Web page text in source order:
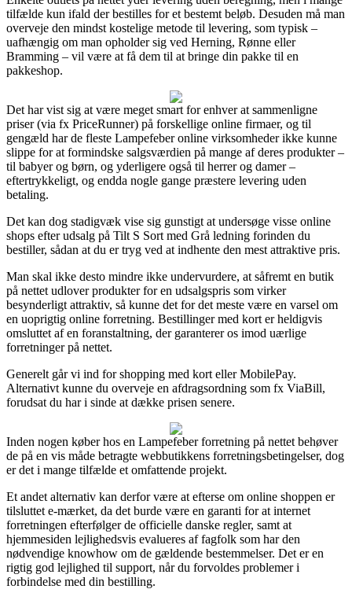
tilfælde kun ifald der bestilles for et bestemt beløb. Desuden må man
overveje den mindst kostelige metode til levering, som typisk –
uafhængig om man opholder sig ved Herning, Rønne eller
Bramming – vil være at få dem til at bringe din pakke til en
pakkeshop.
Det har vist sig at være meget smart for enhver at sammenligne
priser (via fx PriceRunner) på forskellige online firmaer, og til
gengæld har de fleste Lampefeber online virksomheder ikke kunne
slippe for at formindske salgsværdien på mange af deres produkter –
til babyer og børn, og yderligere også til herrer og damer –
eftertrykkeligt, og endda nogle gange præstere levering uden
betaling.
Det kan dog stadigvæk vise sig gunstigt at undersøge visse online
shops efter udsalg på Tilt S Sort med Grå ledning forinden du
bestiller, sådan at du er tryg ved at indhente den mest attraktive pris.
Man skal ikke desto mindre ikke undervurdere, at såfremt en butik
på nettet udlover produkter for en udsalgspris som virker
besynderligt attraktiv, så kunne det for det meste være en varsel om
en uoprigtig online forretning. Bestillinger med kort er heldigvis
omsluttet af en foranstaltning, der garanterer os imod uærlige
forretninger på nettet.
Generelt går vi ind for shopping med kort eller MobilePay.
Alternativt kunne du overveje en afdragsordning som fx ViaBill,
forudsat du har i sinde at dække prisen senere.
Inden nogen køber hos en Lampefeber forretning på nettet behøver
de på en vis måde betragte webbutikkens forretningsbetingelser, dog
er det i mange tilfælde et omfattende projekt.
Et andet alternativ kan derfor være at efterse om online shoppen er
tilsluttet e-mærket, da det burde være en garanti for at internet
forretningen efterfølger de officielle danske regler, samt at
hjemmesiden lejlighedsvis evalueres af fagfolk som har den
nødvendige knowhow om de gældende bestemmelser. Det er en
rigtig god lejlighed til support, når du forvoldes problemer i
forbindelse med din bestilling.